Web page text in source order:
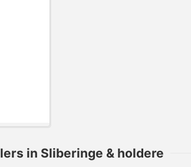
in Sliberinge & holdere